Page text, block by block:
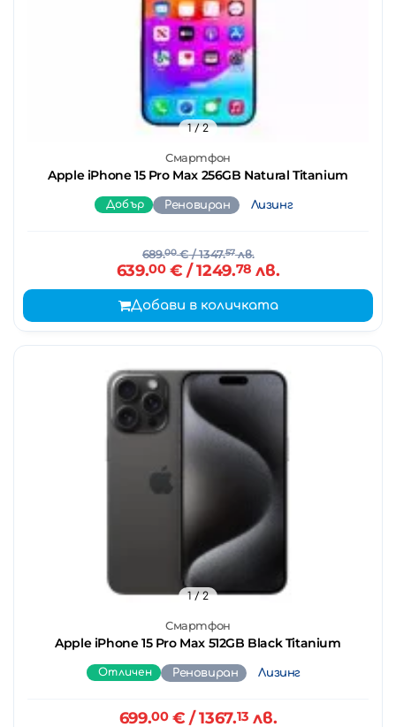
Смартфон
Apple iPhone 15 Pro Max 256GB Natural Titanium
1/ 2
Добър Реновиран Лизинг
689.00€/ 1347.57лв.
639.00€ / 1249.78 лв.
Добави в количката
Смартфон
Apple iPhone 15 Pro Max 512GB Black Titanium
1/ 2
Отличен Реновиран Лизинг
699.00€ / 1367.13 лв.